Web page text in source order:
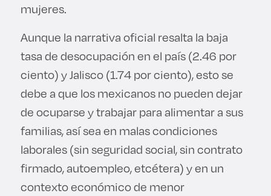
mujeres.
Aunque la narrativa oficial resalta la baja
tasa de desocupación en el país (2.46 por
ciento) y Jalisco (1.74 por ciento), esto se
debe a que los mexicanos no pueden dejar
de ocuparse y trabajar para alimentar a sus
familias, así sea en malas condiciones
laborales (sin seguridad social, sin contrato
firmado, autoempleo, etcétera) y en un
contexto económico de menor